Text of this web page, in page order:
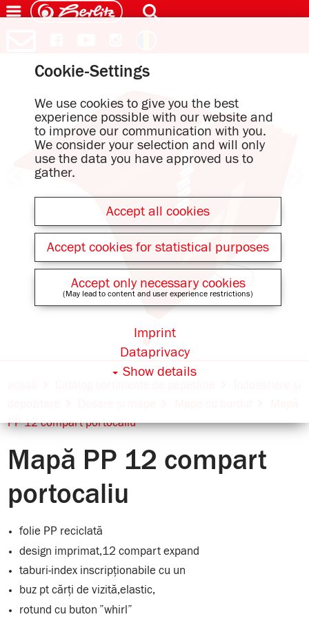
PP 12 compart portocaliu
Mapă PP 12 compart
portocaliu
folie PP reciclată
design imprimat,12 compart expand
taburi-index inscripționabile cu un
buz pt cărți de vizită,elastic,
rotund cu buton ”whirl”
Cookie-Settings
We use cookies to give you the best
experience possible with our website and
to improve our communication with you.
We consider your selection and will only
use the data you have approved us to
gather.
Accept all cookies
Accept cookies for statistical purposes
Accept only necessary cookies
(May lead to content and user experience restrictions)
Show details
Dataprivacy
Imprint